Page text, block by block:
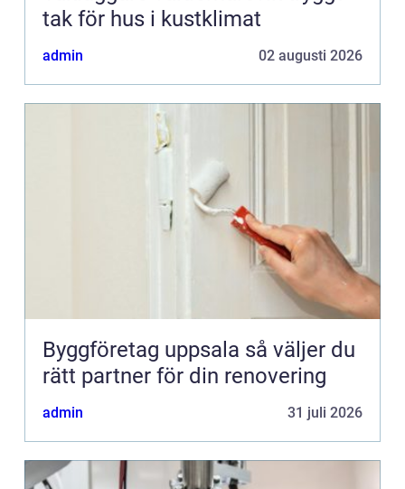
tak för hus i kustklimat
admin 02 augusti 2026
Byggföretag uppsala så väljer du
rätt partner för din renovering
admin 31 juli 2026